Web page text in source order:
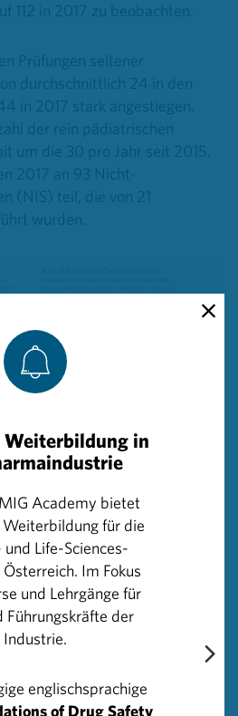
112 in 2017 zu beobachten.
Prüfungen seltener
durchschnittlich 24 in den
in 2017 stark angestiegen.
der rein pädiatrischen
um die 30 pro Jahr seit 2015.
2017 an 93 Nicht-
(NIS) teil, die von 21
wurden.
durschnittlich473 klinischen
Jahren 2103 bis 2017 in
Anzahl klinischer
mit 198 oder 43,7% auf die
folgten mit 9,3% Prüfungen
Zu je 8,6% wurden
Psychiatrie
Weiterbildung in
Academy bietet
Weiterbildung für die
und Life-Sciences-
Österreich. Im Fokus
und Lehrgänge für
Führungskräfte der
Industrie.
englischsprachige
of Drug Safety